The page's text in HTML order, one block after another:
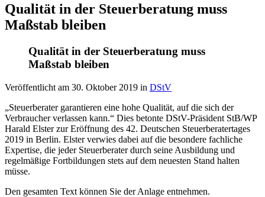
Qualität in der Steuerberatung muss
Maßstab bleiben
Qualität in der Steuerberatung muss
Maßstab bleiben
Veröffentlicht am 30. Oktober 2019 in DStV
„Steuerberater garantieren eine hohe Qualität, auf die sich der
Verbraucher verlassen kann.“ Dies betonte DStV-Präsident StB/WP
Harald Elster zur Eröffnung des 42. Deutschen Steuerberatertages
2019 in Berlin. Elster verwies dabei auf die besondere fachliche
Expertise, die jeder Steuerberater durch seine Ausbildung und
regelmäßige Fortbildungen stets auf dem neuesten Stand halten
müsse.
Den gesamten Text können Sie der Anlage entnehmen.